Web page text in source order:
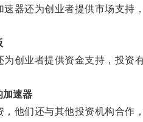
还为创业者提供市场支持，
业者提供资金支持，投资有
加速器
们还与其他投资机构合作，